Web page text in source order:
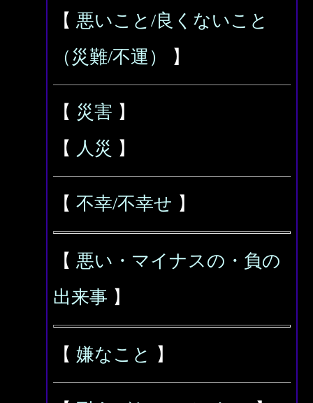
【 悪いこと/良くないこと
（災難/不運）
】
【 災害 】
【 人災 】
【 不幸/不幸せ 】
【 悪い・マイナスの・負の
出来事 】
【 嫌なこと 】